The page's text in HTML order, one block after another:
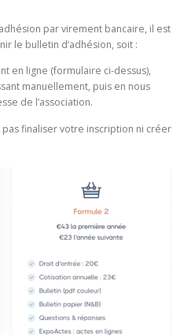
par virement bancaire, il est
le bulletin d’adhésion, soit :
ligne (formulaire ci-dessus),
manuellement, puis en nous
de l’association.
finaliser votre inscription ni créer